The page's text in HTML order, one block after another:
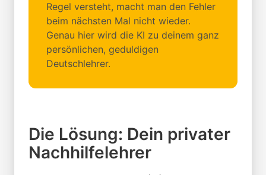
Regel versteht, macht man den Fehler
beim nächsten Mal nicht wieder.
Genau hier wird die KI zu deinem ganz
persönlichen, geduldigen
Deutschlehrer.
Die Lösung: Dein privater
Nachhilfelehrer